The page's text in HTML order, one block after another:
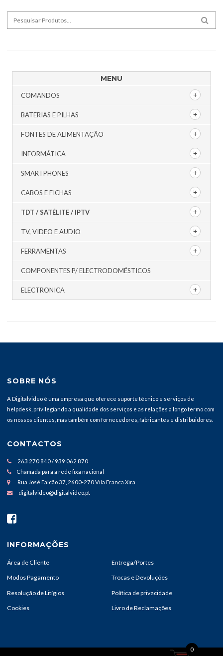
Search for:
MENU
COMANDOS
BATERIAS E PILHAS
FONTES DE ALIMENTAÇÃO
INFORMÁTICA
SMARTPHONES
CABOS E FICHAS
TDT / SATÉLITE / IPTV
TV, VIDEO E AUDIO
FERRAMENTAS
COMPONENTES P/ ELECTRODOMÉSTICOS
ELECTRONICA
SOBRE NÓS
A Digitalvideo é uma empresa que oferece suporte técnico e serviços de
helpdesk, privilegiando a qualidade dos serviços e as relações a longo termo com
os nossos clientes, mas também com fornecedores, fabricantes e distribuidores.
CONTACTOS
263 270 840 / 939 062 870
Chamada para a rede fixa nacional
Rua José Falcão 37, 2600-270 Vila Franca Xira
digitalvideo@digitalvideo.pt
INFORMAÇÕES
Área de Cliente Entrega/Portes
Modos Pagamento Trocas e Devoluções
Resolução de Litígios Política de privacidade
Cookies Livro de Reclamações
0